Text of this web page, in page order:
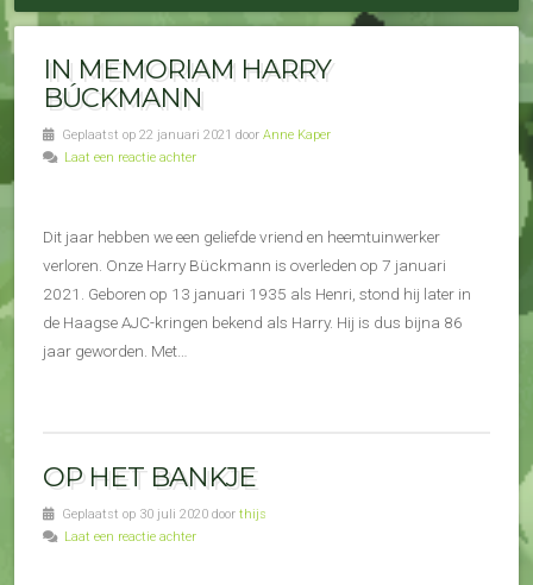
IN MEMORIAM HARRY
BÚCKMANN
Geplaatst op 22 januari 2021 door Anne Kaper
Laat een reactie achter
Dit jaar hebben we een geliefde vriend en heemtuinwerker
verloren. Onze Harry Bückmann is overleden op 7 januari
2021. Geboren op 13 januari 1935 als Henri, stond hij later in
de Haagse AJC-kringen bekend als Harry. Hij is dus bijna 86
jaar geworden. Met…
OP HET BANKJE
Geplaatst op 30 juli 2020 door thijs
Laat een reactie achter